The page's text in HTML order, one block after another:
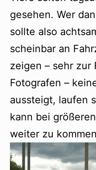
gesehen. Wer
sollte also
scheinbar an
zeigen – sehr zur
Fotografen –
aussteigt, laufen
kann bei
weiter zu